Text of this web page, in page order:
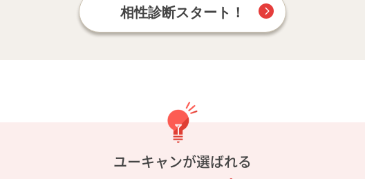
相性診断スタート！
ユーキャンが選ばれる